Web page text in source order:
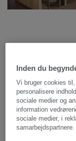
Park,
Dalarna Science
innovation og
skabe fysiske
Inden du
Vi bruger cookies
personalisere
sociale medier og
information
sociale medier, i
samarbejdspartnere.